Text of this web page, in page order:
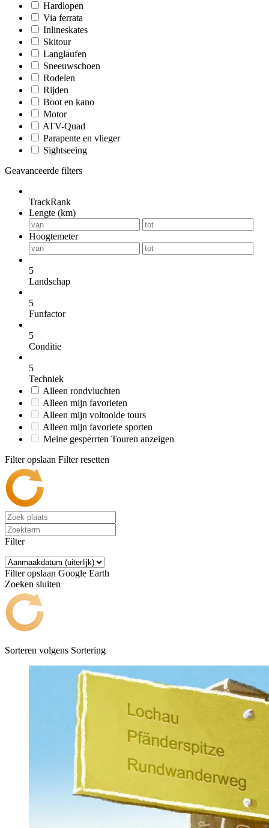
Hardlopen
Via ferrata
Inlineskates
Skitour
Langlaufen
Sneeuwschoen
Rodelen
Rijden
Boot en kano
Motor
ATV-Quad
Parapente en vlieger
Sightseeing
Geavanceerde filters
TrackRank
Lengte (km)
Hoogtemeter
5
Landschap
5
Funfactor
5
Conditie
5
Techniek
Alleen rondvluchten
Alleen mijn favorieten
Alleen mijn voltooide tours
Alleen mijn favoriete sporten
Meine gesperrten Touren anzeigen
Filter opslaan Filter resetten
Filter
Filter opslaan Google Earth
Zoeken sluiten
Sorteren volgens Sortering